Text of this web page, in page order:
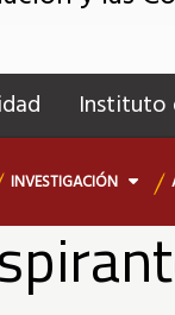
Instituto
INVESTIGACIÓN